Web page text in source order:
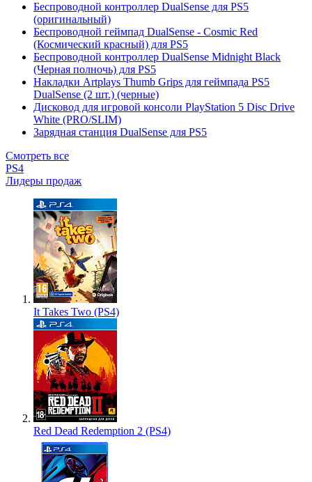
Беспроводной контроллер DualSense для PS5
(оригинальный)
Беспроводной геймпад DualSense - Cosmic Red
(Космический красный) для PS5
Беспроводной контроллер DualSense Midnight Black
(Черная полночь) для PS5
Накладки Artplays Thumb Grips для геймпада PS5
DualSense (2 шт.) (черные)
Дисковод для игровой консоли PlayStation 5 Disc Drive
White (PRO/SLIM)
Зарядная станция DualSense для PS5
Смотреть все
PS4
Лидеры продаж
It Takes Two (PS4)
Red Dead Redemption 2 (PS4)